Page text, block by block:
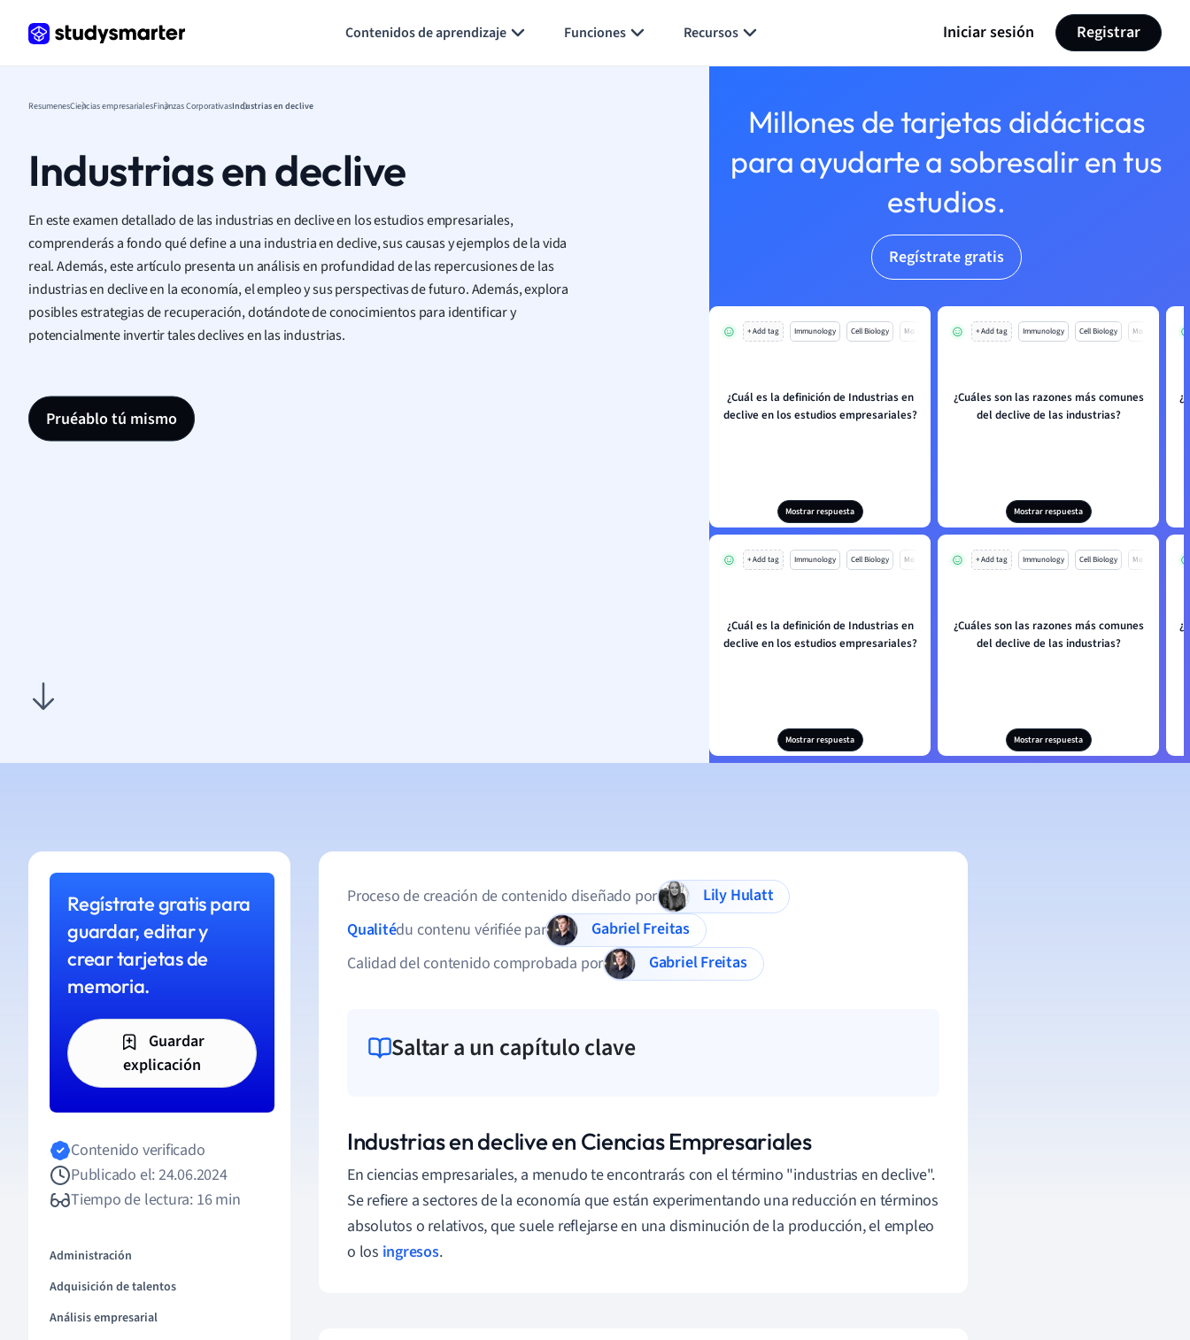
Contenidos de aprendizaje Funciones Recursos Iniciar sesión Registrar
ResumenesCiencias empresarialesFinanzas CorporativasIndustrias en declive
Industrias en declive
En este examen detallado de las industrias en declive en los estudios empresariales,
comprenderás a fondo qué define a una industria en declive, sus causas y ejemplos de la vida
real. Además, este artículo presenta un análisis en profundidad de las repercusiones de las
industrias en declive en la economía, el empleo y sus perspectivas de futuro. Además, explora
posibles estrategias de recuperación, dotándote de conocimientos para identificar y
potencialmente invertir tales declives en las industrias.
Pruéablo tú mismo
Millones de tarjetas didácticas
para ayudarte a sobresalir en tus
estudios.
Regístrate gratis
+ Add tag Immunology Cell Biology Mo
¿Cuál es la definición de Industrias en
declive en los estudios empresariales?
Mostrar respuesta
+ Add tag Immunology Cell Biology Mo
¿Cuáles son las razones más comunes
del declive de las industrias?
Mostrar respuesta
+ Add tag Immunology Cell Biology Mo
¿Cuál es la definición de Industrias en
declive en los estudios empresariales?
Mostrar respuesta
+ Add tag Immunology Cell Biology Mo
¿Cuáles son las razones más comunes
del declive de las industrias?
Mostrar respuesta
Regístrate gratis para
guardar, editar y
crear tarjetas de
memoria.
Guardar
explicación
Contenido verificado
Publicado el: 24.06.2024
Tiempo de lectura: 16 min
Administración
Adquisición de talentos
Análisis empresarial
Proceso de creación de contenido diseñado por
Lily Hulatt
Qualitédu contenu vérifiée par
Gabriel Freitas
Calidad del contenido comprobada por
Gabriel Freitas
Saltar a un capítulo clave
Industrias en declive en Ciencias Empresariales
En ciencias empresariales, a menudo te encontrarás con el término "industrias en declive".
Se refiere a sectores de la economía que están experimentando una reducción en términos
absolutos o relativos, que suele reflejarse en una disminución de la producción, el empleo
o los ingresos.